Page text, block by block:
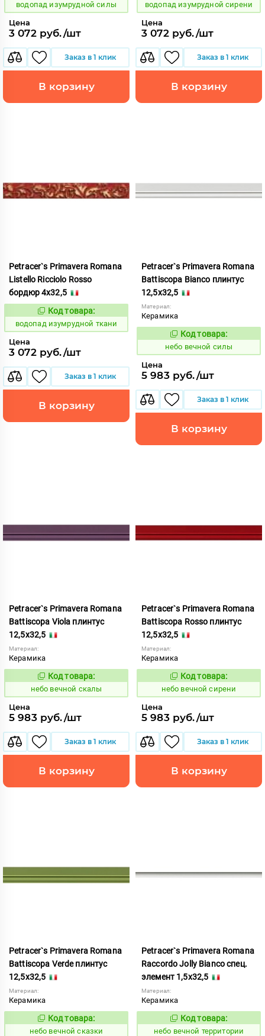
водопад изумрудной силы
Цена
3 072 руб./шт
Заказ в 1 клик
В корзину
водопад изумрудной сирени
Цена
3 072 руб./шт
Заказ в 1 клик
В корзину
Petracer`s Primavera Romana
Listello Ricciolo Rosso
бордюр 4x32,5
191855
Код товара:
водопад изумрудной ткани
Цена
3 072 руб./шт
Заказ в 1 клик
В корзину
Petracer`s Primavera Romana
Battiscopa Bianco плинтус
12,5x32,5
Материал:
Керамика
1111088
Код товара:
небо вечной силы
Цена
5 983 руб./шт
Заказ в 1 клик
В корзину
Petracer`s Primavera Romana
Battiscopa Viola плинтус
12,5x32,5
Материал:
Керамика
1111091
Код товара:
небо вечной скалы
Цена
5 983 руб./шт
Заказ в 1 клик
В корзину
Petracer`s Primavera Romana
Battiscopa Rosso плинтус
12,5x32,5
Материал:
Керамика
1111089
Код товара:
небо вечной сирени
Цена
5 983 руб./шт
Заказ в 1 клик
В корзину
Petracer`s Primavera Romana
Battiscopa Verde плинтус
12,5x32,5
Материал:
Керамика
1111090
Код товара:
небо вечной сказки
Petracer`s Primavera Romana
Raccordo Jolly Bianco спец.
элемент 1,5x32,5
Материал:
Керамика
1111104
Код товара:
небо вечной территории